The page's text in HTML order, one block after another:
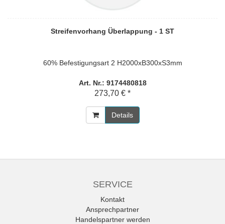
Streifenvorhang Überlappung - 1 ST
60% Befestigungsart 2 H2000xB300xS3mm
Art. Nr.: 9174480818
273,70 € *
Details
SERVICE
Kontakt
Ansprechpartner
Handelspartner werden